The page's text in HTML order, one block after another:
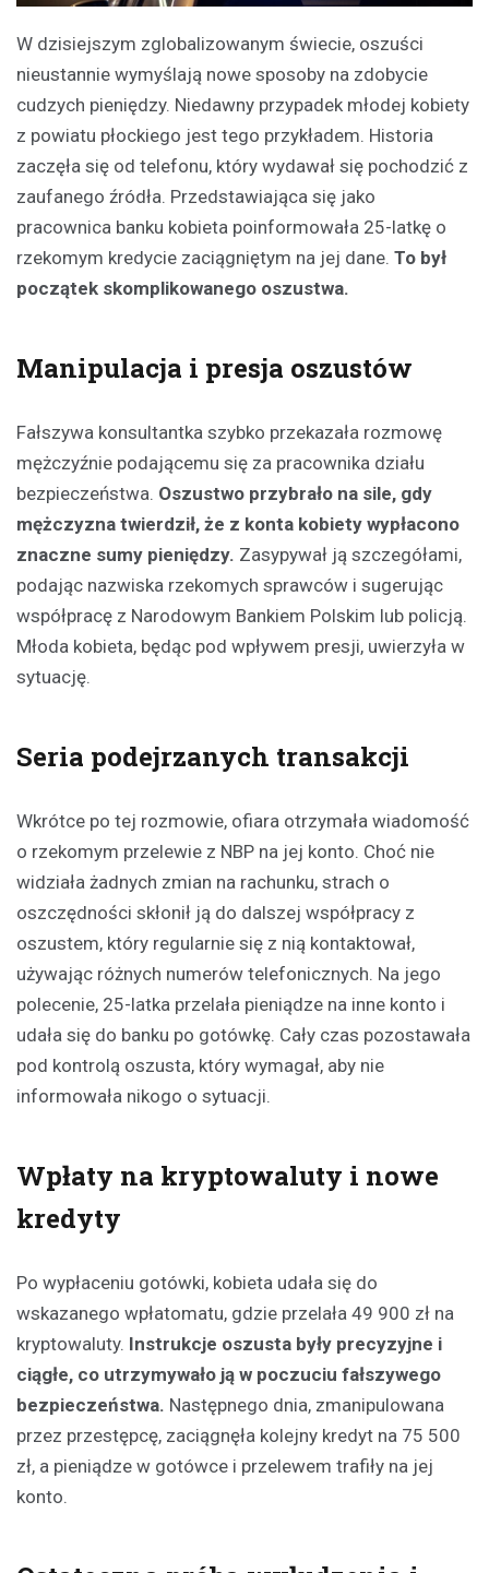
W dzisiejszym zglobalizowanym świecie, oszuści
nieustannie wymyślają nowe sposoby na zdobycie
cudzych pieniędzy. Niedawny przypadek młodej kobiety
z powiatu płockiego jest tego przykładem. Historia
zaczęła się od telefonu, który wydawał się pochodzić z
zaufanego źródła. Przedstawiająca się jako
pracownica banku kobieta poinformowała 25-latkę o
rzekomym kredycie zaciągniętym na jej dane. To był
początek skomplikowanego oszustwa.
Manipulacja i presja oszustów
Fałszywa konsultantka szybko przekazała rozmowę
mężczyźnie podającemu się za pracownika działu
bezpieczeństwa. Oszustwo przybrało na sile, gdy
mężczyzna twierdził, że z konta kobiety wypłacono
znaczne sumy pieniędzy. Zasypywał ją szczegółami,
podając nazwiska rzekomych sprawców i sugerując
współpracę z Narodowym Bankiem Polskim lub policją.
Młoda kobieta, będąc pod wpływem presji, uwierzyła w
sytuację.
Seria podejrzanych transakcji
Wkrótce po tej rozmowie, ofiara otrzymała wiadomość
o rzekomym przelewie z NBP na jej konto. Choć nie
widziała żadnych zmian na rachunku, strach o
oszczędności skłonił ją do dalszej współpracy z
oszustem, który regularnie się z nią kontaktował,
używając różnych numerów telefonicznych. Na jego
polecenie, 25-latka przelała pieniądze na inne konto i
udała się do banku po gotówkę. Cały czas pozostawała
pod kontrolą oszusta, który wymagał, aby nie
informowała nikogo o sytuacji.
Wpłaty na kryptowaluty i nowe
kredyty
Po wypłaceniu gotówki, kobieta udała się do
wskazanego wpłatomatu, gdzie przelała 49 900 zł na
kryptowaluty. Instrukcje oszusta były precyzyjne i
ciągłe, co utrzymywało ją w poczuciu fałszywego
bezpieczeństwa. Następnego dnia, zmanipulowana
przez przestępcę, zaciągnęła kolejny kredyt na 75 500
zł, a pieniądze w gotówce i przelewem trafiły na jej
konto.